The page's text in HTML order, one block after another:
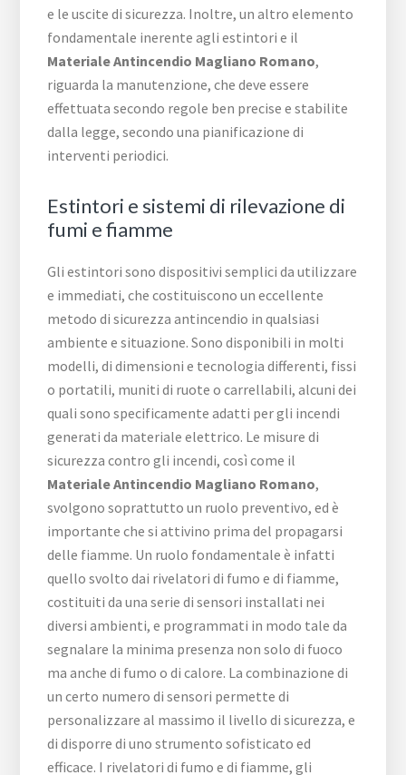
e le uscite di sicurezza. Inoltre, un altro elemento
fondamentale inerente agli estintori e il
Materiale Antincendio Magliano Romano,
riguarda la manutenzione, che deve essere
effettuata secondo regole ben precise e stabilite
dalla legge, secondo una pianificazione di
interventi periodici.
Estintori e sistemi di rilevazione di
fumi e fiamme
Gli estintori sono dispositivi semplici da utilizzare
e immediati, che costituiscono un eccellente
metodo di sicurezza antincendio in qualsiasi
ambiente e situazione. Sono disponibili in molti
modelli, di dimensioni e tecnologia differenti, fissi
o portatili, muniti di ruote o carrellabili, alcuni dei
quali sono specificamente adatti per gli incendi
generati da materiale elettrico. Le misure di
sicurezza contro gli incendi, così come il
Materiale Antincendio Magliano Romano,
svolgono soprattutto un ruolo preventivo, ed è
importante che si attivino prima del propagarsi
delle fiamme. Un ruolo fondamentale è infatti
quello svolto dai rivelatori di fumo e di fiamme,
costituiti da una serie di sensori installati nei
diversi ambienti, e programmati in modo tale da
segnalare la minima presenza non solo di fuoco
ma anche di fumo o di calore. La combinazione di
un certo numero di sensori permette di
personalizzare al massimo il livello di sicurezza, e
di disporre di uno strumento sofisticato ed
efficace. I rivelatori di fumo e di fiamme, gli